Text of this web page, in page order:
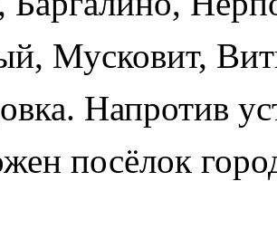
Мусковит,
Напротив
посёлок